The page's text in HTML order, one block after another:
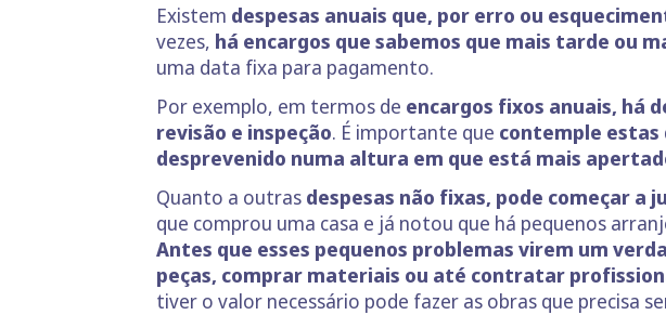
Existem despesas anuais que, por erro ou
vezes, há encargos que sabemos que mais tarde ou
uma data fixa para pagamento.
Por exemplo, em termos de encargos fixos anuais, há
revisão e inspeção. É importante que contemple estas
desprevenido numa altura em que está mais
Quanto a outras despesas não fixas, pode começar
que comprou uma casa e já notou que há pequenos
Antes que esses pequenos problemas virem um
peças, comprar materiais ou até contratar
tiver o valor necessário pode fazer as obras que precisa